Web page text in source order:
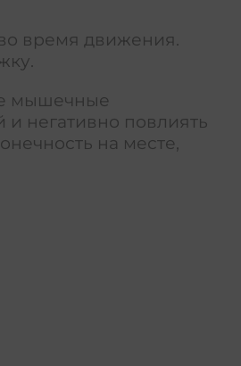
время движения.
мышечные
негативно повлиять
на месте,